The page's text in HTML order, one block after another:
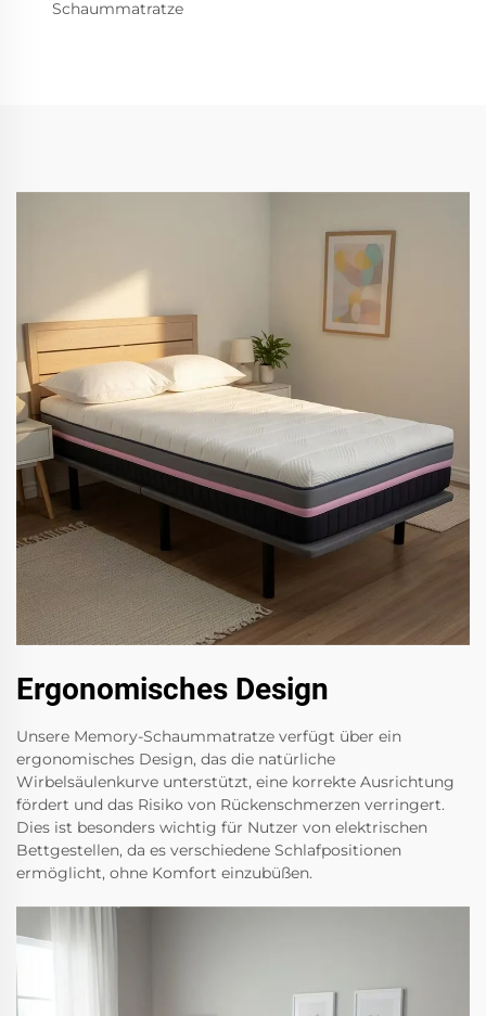
Schaummatratze
Ergonomisches Design
Unsere Memory-Schaummatratze verfügt über ein
ergonomisches Design, das die natürliche
Wirbelsäulenkurve unterstützt, eine korrekte Ausrichtung
fördert und das Risiko von Rückenschmerzen verringert.
Dies ist besonders wichtig für Nutzer von elektrischen
Bettgestellen, da es verschiedene Schlafpositionen
ermöglicht, ohne Komfort einzubüßen.